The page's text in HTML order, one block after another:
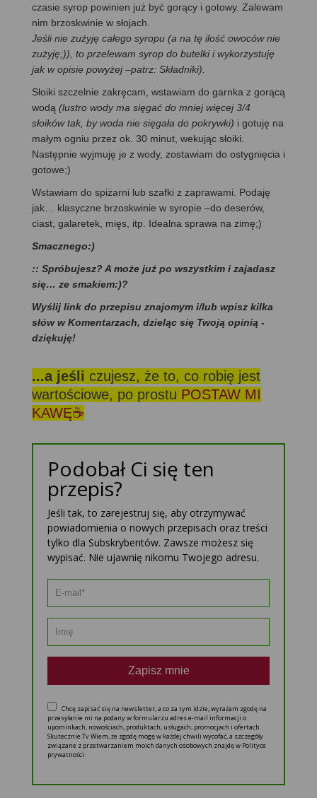
czasie syrop powinien już być gorący i gotowy. Zalewam
nim brzoskwinie w słojach.
Jeśli nie zużyję całego syropu (a na tę ilość owoców nie
zużyję;)), to przelewam syrop do butelki i wykorzystuję
jak w opisie powyżej –patrz: Składniki).
Słoiki szczelnie zakręcam, wstawiam do garnka z gorącą
wodą (lustro wody ma sięgać do mniej więcej 3/4
słoików tak, by woda nie sięgała do pokrywki) i gotuję na
małym ogniu przez ok. 30 minut, wekując słoiki.
Następnie wyjmuję je z wody, zostawiam do ostygnięcia i
gotowe;)
Wstawiam do spiżarni lub szafki z zaprawami. Podaję
jak… klasyczne brzoskwinie w syropie –do deserów,
ciast, galaretek, mięs, itp. Idealna sprawa na zimę;)
Smacznego:)
:: Spróbujesz? A może już po wszystkim i zajadasz
się… ze smakiem:)?
Wyślij link do przepisu znajomym i/lub wpisz kilka
słów w Komentarzach, dzieląc się Twoją opinią -
dziękuję!
...a jeśli czujesz, że to, co robię jest
wartościowe, po prostu POSTAW MI
KAWĘ☕
Podobał Ci się ten
przepis?
Jeśli tak, to zarejestruj się, aby otrzymywać
powiadomienia o nowych przepisach oraz treści
tylko dla Subskrybentów. Zawsze możesz się
wypisać. Nie ujawnię nikomu Twojego adresu.
Zapisz mnie
Chcę zapisać się na newsletter, a co za tym idzie, wyrażam zgodę na
przesyłanie mi na podany w formularzu adres e-mail informacji o
upominkach, nowościach, produktach, usługach, promocjach i ofertach
Skutecznie.Tv Wiem, że zgodę mogę w każdej chwili wycofać, a szczegóły
związane z przetwarzaniem moich danych osobowych znajdę w Polityce
prywatności.